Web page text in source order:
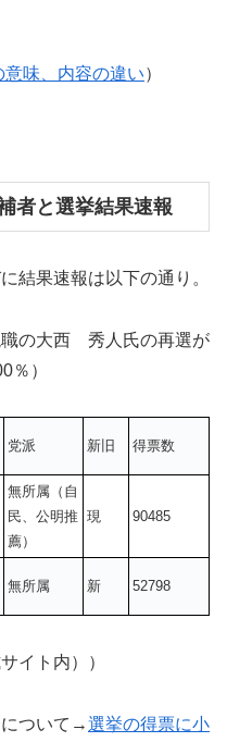
味、内容の違い）
者と選挙結果速報
結果速報は以下の通り。
職の大西 秀人氏の再選が
％）
党派 新旧 得票数
無所属（自
民、公明推
薦）
現 90485
無所属 新 52798
サイト内））
について→選挙の得票に小